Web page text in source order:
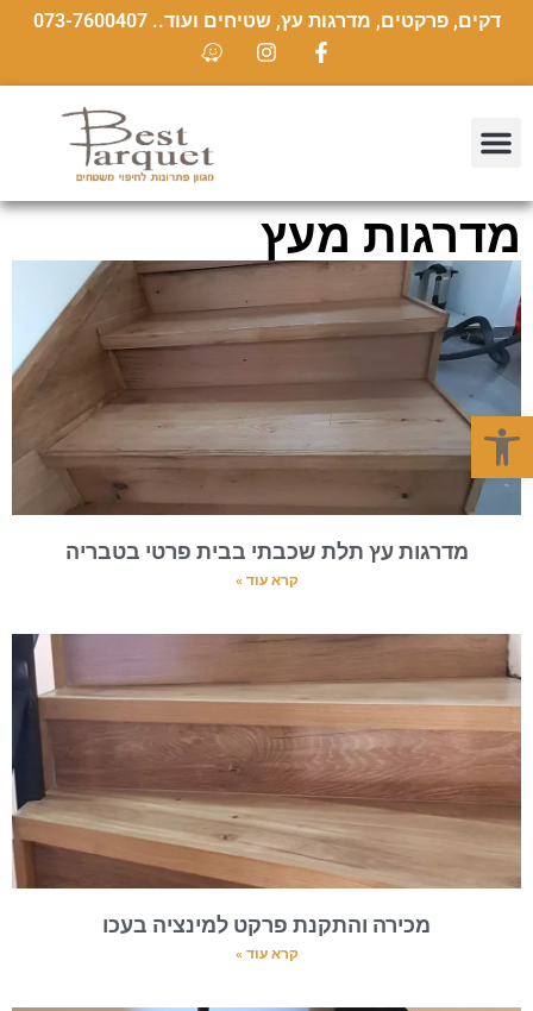
פתח סרגל נגישות
דקים, פרקטים, מדרגות עץ, שטיחים ועוד.. 073-7600407
מדרגות מעץ
מדרגות עץ תלת שכבתי בבית פרטי בטבריה
קרא עוד »
מכירה והתקנת פרקט למינציה בעכו
קרא עוד »